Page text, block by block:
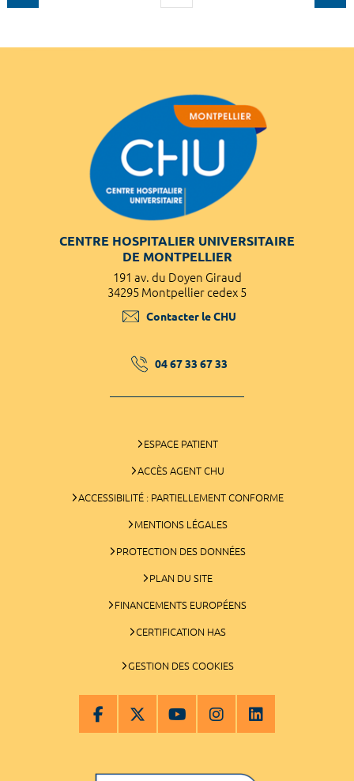
CENTRE HOSPITALIER UNIVERSITAIRE
DE MONTPELLIER
191 av. du Doyen Giraud
34295 Montpellier cedex 5
Contacter le CHU
04 67 33 67 33
ESPACE PATIENT
ACCÈS AGENT CHU
ACCESSIBILITÉ : PARTIELLEMENT CONFORME
MENTIONS LÉGALES
PROTECTION DES DONNÉES
PLAN DU SITE
FINANCEMENTS EUROPÉENS
CERTIFICATION HAS
GESTION DES COOKIES